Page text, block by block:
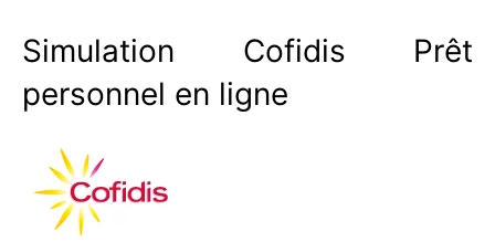
Simulation Cofidis Prêt
personnel en ligne